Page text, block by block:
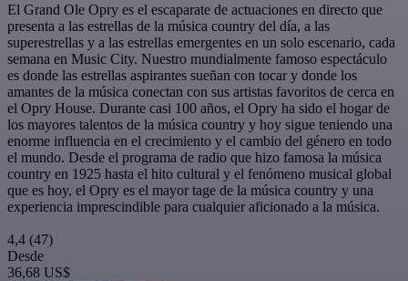
El Grand Ole Opry es el escaparate de actuaciones en directo que
presenta a las estrellas de la música country del día, a las
superestrellas y a las estrellas emergentes en un solo escenario, cada
semana en Music City. Nuestro mundialmente famoso espectáculo
es donde las estrellas aspirantes sueñan con tocar y donde los
amantes de la música conectan con sus artistas favoritos de cerca en
el Opry House. Durante casi 100 años, el Opry ha sido el hogar de
los mayores talentos de la música country y hoy sigue teniendo una
enorme influencia en el crecimiento y el cambio del género en todo
el mundo. Desde el programa de radio que hizo famosa la música
country en 1925 hasta el hito cultural y el fenómeno musical global
que es hoy, el Opry es el mayor tage de la música country y una
experiencia imprescindible para cualquier aficionado a la música.
4,4 (47)
Desde
36,68 US$